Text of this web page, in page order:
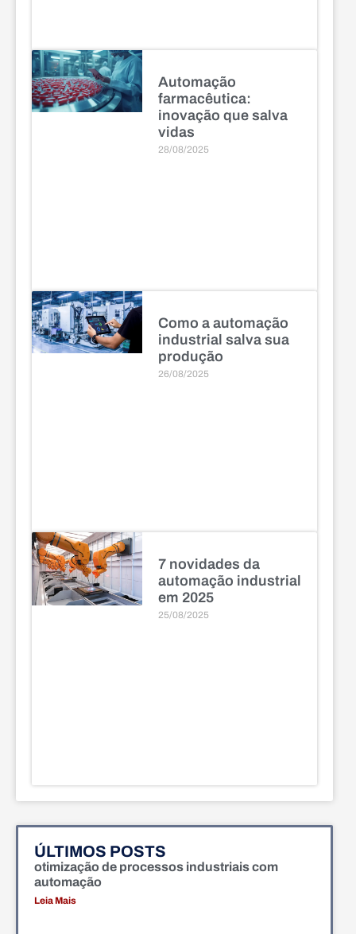
Automação
farmacêutica:
inovação que salva
vidas
28/08/2025
Como a automação
industrial salva sua
produção
26/08/2025
7 novidades da
automação industrial
em 2025
25/08/2025
ÚLTIMOS POSTS
otimização de processos industriais com
automação
Leia Mais